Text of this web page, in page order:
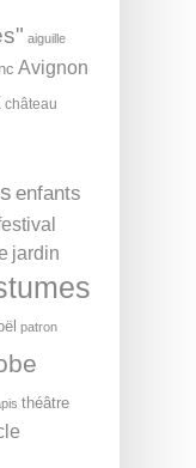
aiguille
Avignon
château
enfants
jardin
patron
théâtre